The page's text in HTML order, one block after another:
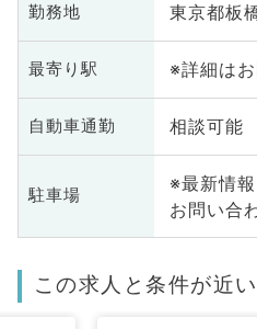
勤務地 東京都板
最寄り駅 ※詳細は
自動車通勤 相談可能
駐車場
※最新情
お問い合
この求人と条件が近